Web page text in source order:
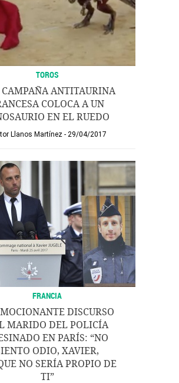
TOROS
ANTITAURINA
COLOCA A UN
EN EL RUEDO
Llanos Martínez 29/04/2017
FRANCIA
DISCURSO
MARIDO DEL POLICÍA
EN PARÍS: “NO
ODIO, XAVIER,
NO SERÍA PROPIO DE
TI”